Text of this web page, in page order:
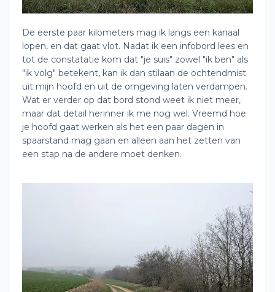
De eerste paar kilometers mag ik langs een kanaal
lopen, en dat gaat vlot. Nadat ik een infobord lees en
tot de constatatie kom dat "je suis" zowel "ik ben" als
"ik volg" betekent, kan ik dan stilaan de ochtendmist
uit mijn hoofd en uit de omgeving laten verdampen.
Wat er verder op dat bord stond weet ik niet meer,
maar dat detail herinner ik me nog wel. Vreemd hoe
je hoofd gaat werken als het een paar dagen in
spaarstand mag gaan en alleen aan het zetten van
een stap na de andere moet denken.